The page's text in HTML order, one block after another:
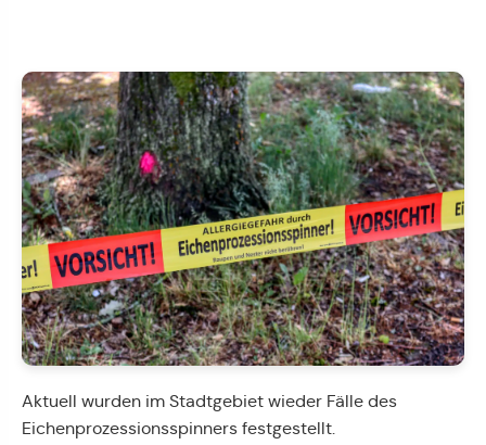
Aktuell wurden im Stadtgebiet wieder Fälle des
Eichenprozessionsspinners festgestellt.